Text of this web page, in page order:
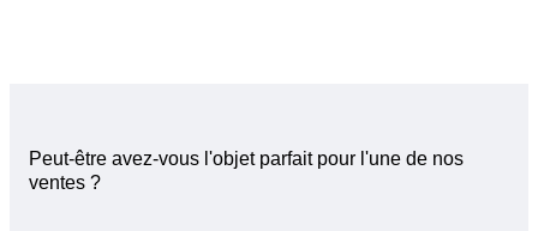
Peut-être avez-vous l'objet parfait pour l'une de nos
ventes ?